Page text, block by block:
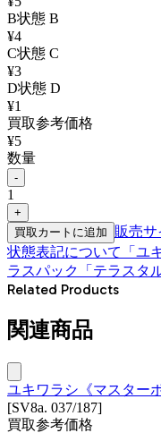
B状態 B
¥4
C状態 C
¥3
D状態 D
¥1
買取参考価格
¥5
数量
-
1
+
買取カートに追加
販売サ
状態表記について
「 ユ
ラスパック「テラスタ
Related Products
関連商品
ユキワラシ《マスター
[SV8a. 037/187]
買取参考価格